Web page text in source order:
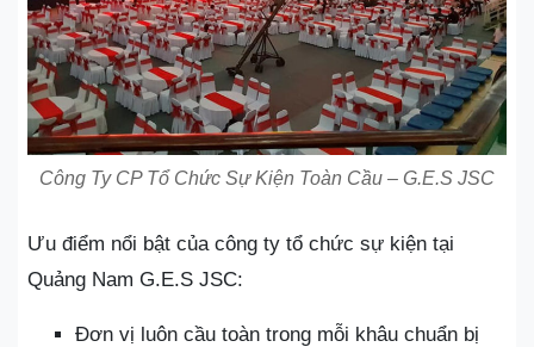
Công Ty CP Tổ Chức Sự Kiện Toàn Cầu – G.E.S JSC
Ưu điểm nổi bật của công ty tổ chức sự kiện tại
Quảng Nam G.E.S JSC:
Đơn vị luôn cầu toàn trong mỗi khâu chuẩn bị